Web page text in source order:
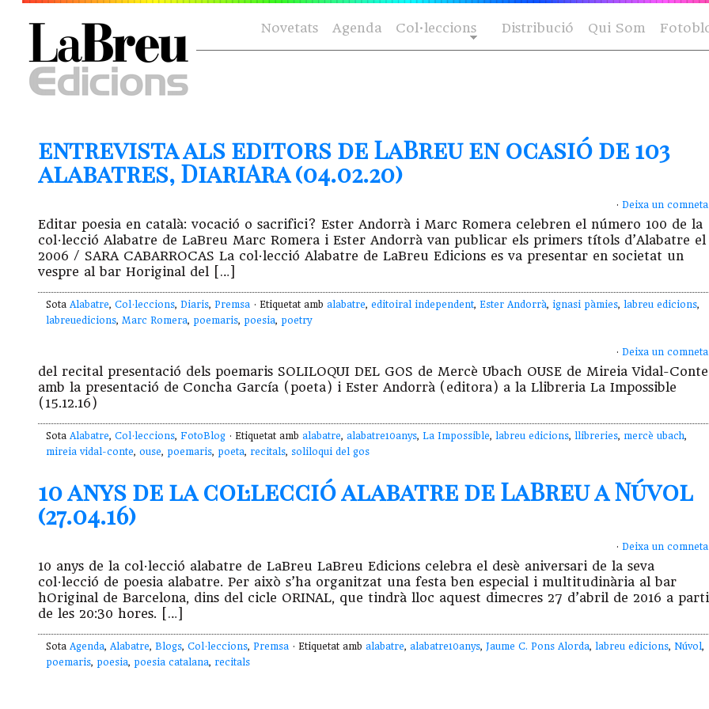
Novetats Agenda Col·leccions Distribució Qui Som
entrevista als editors de LaBreu en ocasió de 103
alabatres, DiariAra (04.02.20)
· Deixa un
Editar poesia en català: vocació o sacrifici? Ester Andorrà i Marc Romera celebren el número 100 de la
col·lecció Alabatre de LaBreu Marc Romera i Ester Andorrà van publicar els primers títols d’Alabatre el
2006 / SARA CABARROCAS La col·lecció Alabatre de LaBreu Edicions es va presentar en societat un
vespre al bar Horiginal del […]
Sota Alabatre, Col·leccions, Diaris, Premsa · Etiquetat amb alabatre, editoiral independent, Ester Andorrà, ignasi pàmies, labreu edicions,
labreuedicions, Marc Romera, poemaris, poesia, poetry
· Deixa un
del recital presentació dels poemaris SOLILOQUI DEL GOS de Mercè Ubach OUSE de Mireia Vidal-Conte
amb la presentació de Concha García (poeta) i Ester Andorrà (editora) a la Llibreria La Impossible
(15.12.16)
Sota Alabatre, Col·leccions, FotoBlog · Etiquetat amb alabatre, alabatre10anys, La Impossible, labreu edicions, llibreries, mercè ubach,
mireia vidal-conte, ouse, poemaris, poeta, recitals, soliloqui del gos
10 anys de la col·lecció alabatre de LaBreu a Núvol
(27.04.16)
· Deixa un
10 anys de la col·lecció alabatre de LaBreu LaBreu Edicions celebra el desè aniversari de la seva
col·lecció de poesia alabatre. Per això s’ha organitzat una festa ben especial i multitudinària al bar
hOriginal de Barcelona, dins del cicle ORINAL, que tindrà lloc aquest dimecres 27 d’abril de 2016 a
de les 20:30 hores. […]
Sota Agenda, Alabatre, Blogs, Col·leccions, Premsa · Etiquetat amb alabatre, alabatre10anys, Jaume C. Pons Alorda, labreu edicions, Núvol,
poemaris, poesia, poesia catalana, recitals